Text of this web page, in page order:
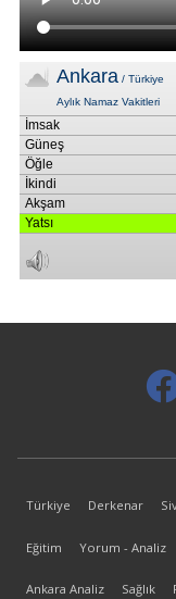
Türkiye Derkenar
Eğitim Yorum - Analiz
Ankara Analiz Sağlık